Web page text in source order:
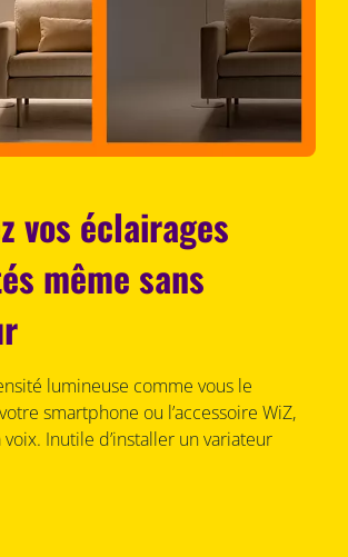
vos éclairages
même sans
lumineuse comme vous le
smartphone ou l’accessoire WiZ,
Inutile d’installer un variateur